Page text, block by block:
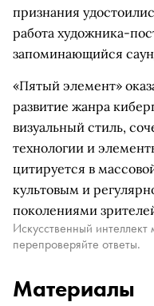
признания
работа художника-
запоминающийся
«Пятый элемент»
развитие жанра
визуальный стиль,
технологии и
цитируется в
культовым и
поколениями
Искусственный
перепроверяйте ответы.
Материалы